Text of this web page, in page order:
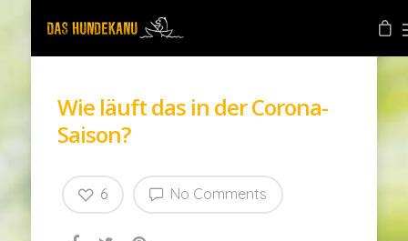
Wie läuft das in der Corona-
Saison?
No Comments
6